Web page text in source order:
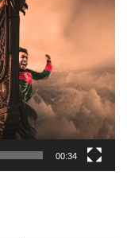
00:34